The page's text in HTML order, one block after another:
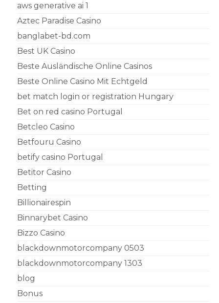
aws generative ai 1
Aztec Paradise Casino
banglabet-bd.com
Best UK Casino
Beste Ausländische Online Casinos
Beste Online Casino Mit Echtgeld
bet match login or registration Hungary
Bet on red casino Portugal
Betcleo Casino
Betfouru Casino
betify casino Portugal
Betitor Casino
Betting
Billionairespin
Binnarybet Casino
Bizzo Casino
blackdownmotorcompany 0503
blackdownmotorcompany 1303
blog
Bonus